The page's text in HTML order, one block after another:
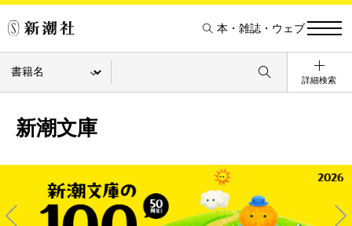
本・雑誌・ウェブ
詳細検索
新潮文庫